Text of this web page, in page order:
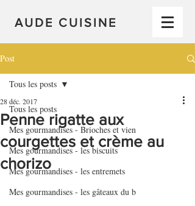
AUDE CUISINE
Post
Tous les posts
Mes gourmandises - Brioches et vien
Mes gourmandises - les biscuits
Mes gourmandises - les entremets
Mes gourmandises - les gâteaux du b
Tous les posts
Penne rigatte aux
courgettes et crème au
chorizo
28 déc. 2017